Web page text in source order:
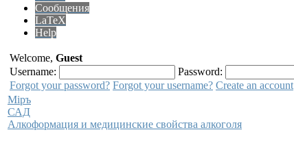
Сообщения
LaTeX
Help
Welcome, Guest
Username:
Password:
Forgot your password? Forgot your username? Create an account
Мiръ
САД
Алкоформация и медицинские свойства алкоголя